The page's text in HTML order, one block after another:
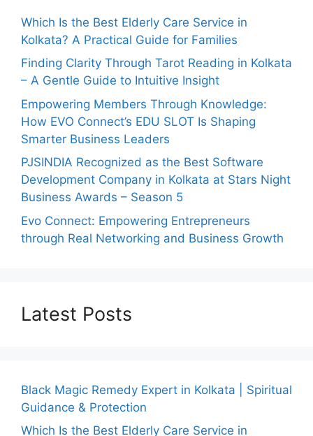
Which Is the Best Elderly Care Service in
Kolkata? A Practical Guide for Families
Finding Clarity Through Tarot Reading in Kolkata
– A Gentle Guide to Intuitive Insight
Empowering Members Through Knowledge:
How EVO Connect’s EDU SLOT Is Shaping
Smarter Business Leaders
PJSINDIA Recognized as the Best Software
Development Company in Kolkata at Stars Night
Business Awards – Season 5
Evo Connect: Empowering Entrepreneurs
through Real Networking and Business Growth
Latest Posts
Black Magic Remedy Expert in Kolkata | Spiritual
Guidance & Protection
Which Is the Best Elderly Care Service in